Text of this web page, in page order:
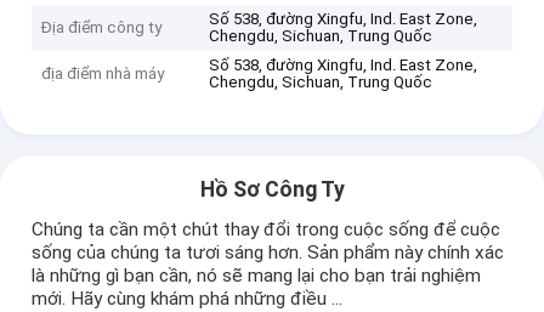
Địa điểm công ty
Số 538, đường Xingfu, Ind. East Zone,
Chengdu, Sichuan, Trung Quốc
địa điểm nhà máy
Số 538, đường Xingfu, Ind. East Zone,
Chengdu, Sichuan, Trung Quốc
Hồ Sơ Công Ty
Chúng ta cần một chút thay đổi trong cuộc sống để cuộc
sống của chúng ta tươi sáng hơn. Sản phẩm này chính xác
là những gì bạn cần, nó sẽ mang lại cho bạn trải nghiệm
mới. Hãy cùng khám phá những điều ...